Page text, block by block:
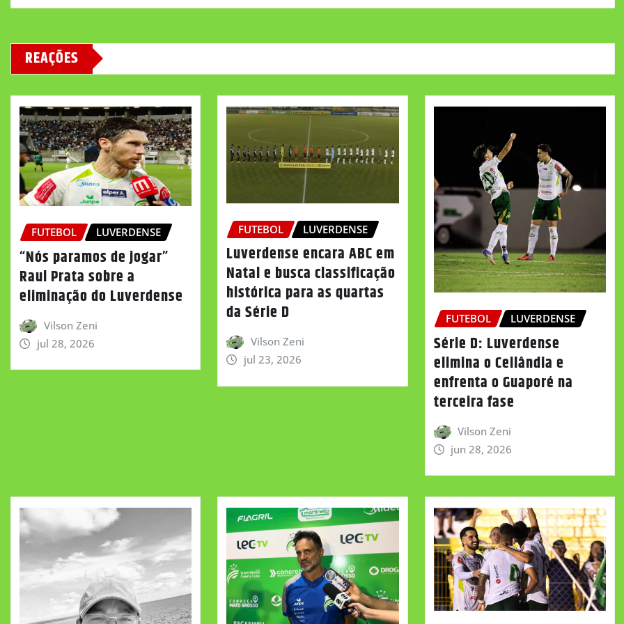
REAÇÕES
FUTEBOL LUVERDENSE
“Nós paramos de jogar”
Raul Prata sobre a
eliminação do Luverdense
Vilson Zeni
jul 28, 2026
FUTEBOL LUVERDENSE
Luverdense encara ABC em
Natal e busca classificação
histórica para as quartas
da Série D
Vilson Zeni
jul 23, 2026
FUTEBOL LUVERDENSE
Série D: Luverdense
elimina o Ceilândia e
enfrenta o Guaporé na
terceira fase
Vilson Zeni
jun 28, 2026